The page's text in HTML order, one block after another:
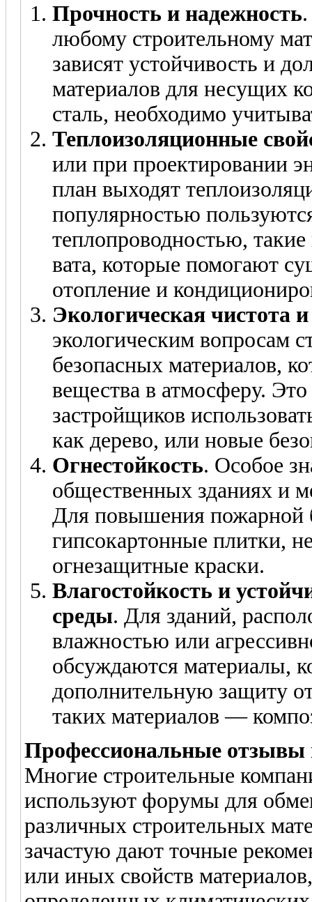
Прочность и надежность
любому строительному
зависят устойчивость и
материалов для несущих
сталь, необходимо
Теплоизоляционные
или при проектировании
план выходят
популярностью
теплопроводностью,
вата, которые помогают
отопление и
Экологическая чистота и
экологическим вопросам
безопасных материалов,
вещества в атмосферу.
застройщиков
как дерево, или новые
Огнестойкость. Особое
общественных зданиях и
Для повышения пожарной
гипсокартонные плитки,
огнезащитные краски.
Влагостойкость и
среды. Для зданий,
влажностью или
обсуждаются материалы,
дополнительную защиту
таких материалов —
Профессиональные
Многие строительные
используют форумы для
различных строительных
зачастую дают точные
или иных свойств